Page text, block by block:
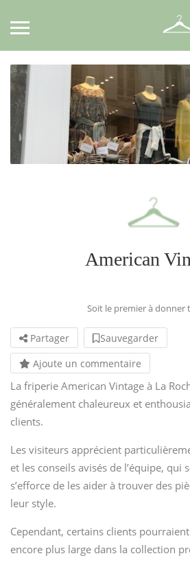
American
Soit le premier à donner
Partager
Sauvegarder
Ajoute un commentaire
La friperie American Vintage à La
généralement chaleureux et
clients.
Les visiteurs apprécient
et les conseils avisés de l’équipe, qui
s’efforce de les aider à trouver des
leur style.
Cependant, certains clients
encore plus large dans la collection